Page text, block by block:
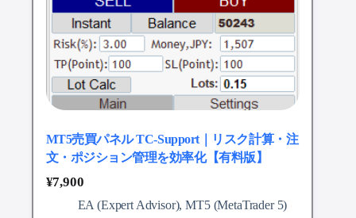
MT5売買パネル TC-Support｜リスク計算・注
文・ポジション管理を効率化【有料版】
¥7,900
EA (Expert Advisor),MT5 (MetaTrader 5)